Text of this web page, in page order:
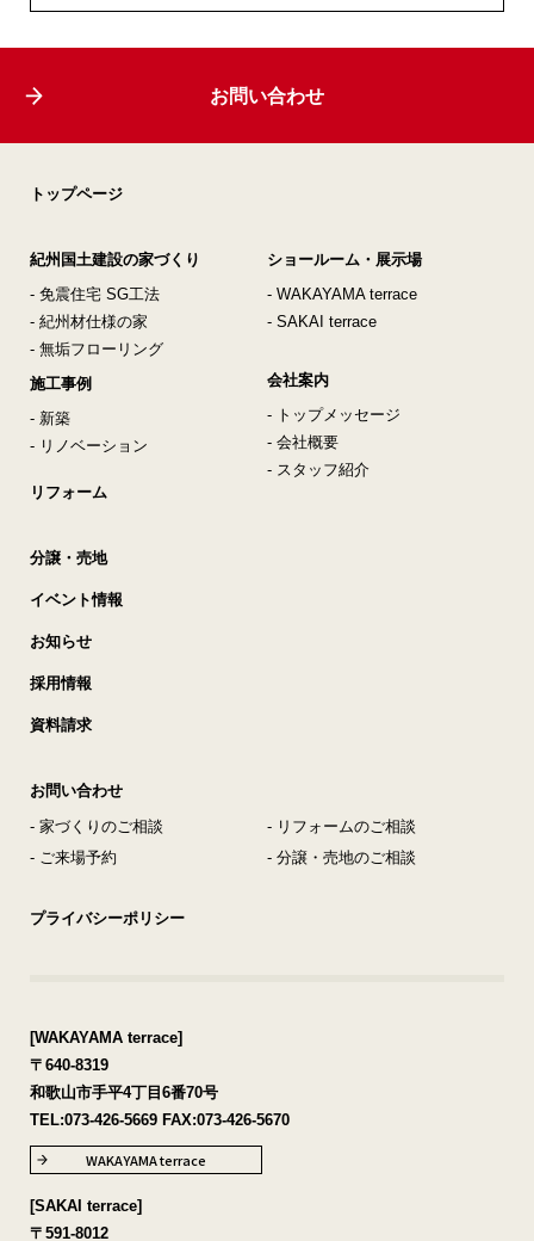
お問い合わせ
トップページ
紀州国土建設の家づくり
- 免震住宅 SG工法
- 紀州材仕様の家
- 無垢フローリング
施工事例
- 新築
- リノベーション
リフォーム
分譲・売地
イベント情報
お知らせ
採用情報
資料請求
ショールーム・展示場
- WAKAYAMA terrace
- SAKAI terrace
会社案内
- トップメッセージ
- 会社概要
- スタッフ紹介
お問い合わせ
- 家づくりのご相談
- リフォームのご相談
- ご来場予約
- 分譲・売地のご相談
プライバシーポリシー
[WAKAYAMA terrace]
〒640-8319
和歌山市手平4丁目6番70号
TEL:073-426-5669 FAX:073-426-5670
WAKAYAMA terrace
[SAKAI terrace]
〒591-8012